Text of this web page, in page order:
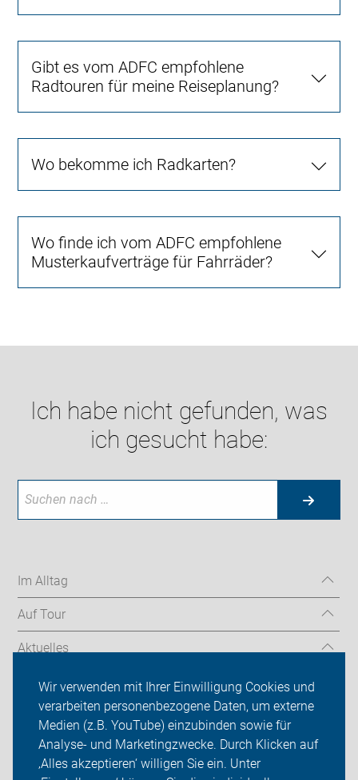
Wir verwenden mit Ihrer Einwilligung Cookies und
verarbeiten personenbezogene Daten, um externe
Medien (z.B. YouTube) einzubinden sowie für
Analyse- und Marketingzwecke. Durch Klicken auf
‚Alles akzeptieren‘ willigen Sie ein. Unter
Gibt es vom ADFC empfohlene
Radtouren für meine Reiseplanung?
Wo bekomme ich Radkarten?
Wo finde ich vom ADFC empfohlene
Musterkaufverträge für Fahrräder?
Ich habe nicht gefunden, was
ich gesucht habe:
Im Alltag
Auf Tour
Aktuelles
Über uns
Mitgliedschaft
Fachwissen